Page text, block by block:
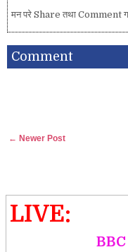
मन परे Share तथा Comment
Comment
← Newer Post
LIVE: